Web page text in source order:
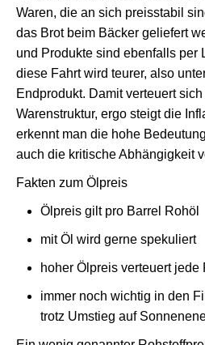
Waren, die an sich preisstabil
das Brot beim Bäcker geliefert
und Produkte sind ebenfalls per
diese Fahrt wird teurer, also
Endprodukt. Damit verteuert
Warenstruktur, ergo steigt die
erkennt man die hohe
auch die kritische Abhängigkeit
Fakten zum Ölpreis
Ölpreis gilt pro Barrel Rohöl
mit Öl wird gerne spekuliert
hoher Ölpreis verteuert jede
immer noch wichtig in den
trotz Umstieg auf